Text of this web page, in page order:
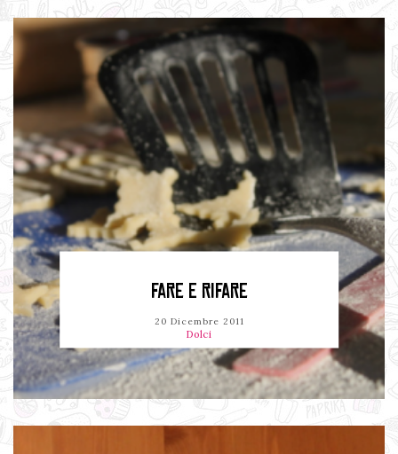
FARE E RIFARE
20 Dicembre 2011
Dolci